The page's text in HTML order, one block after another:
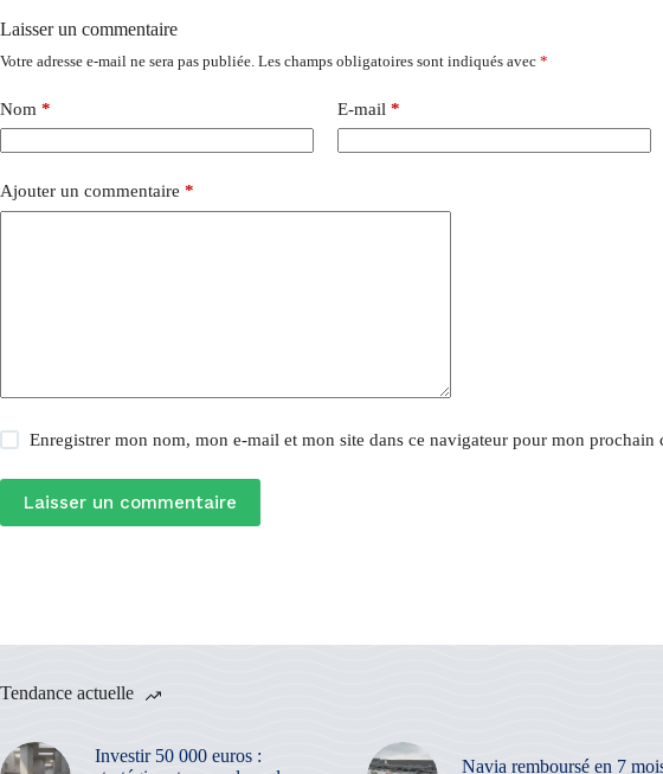
Laisser un commentaire
Votre adresse e-mail ne sera pas publiée. Les champs obligatoires sont indiqués avec *
Nom * E-mail *
Ajouter un commentaire *
Enregistrer mon nom, mon e-mail et mon site dans ce navigateur pour mon prochain
Laisser un commentaire
Tendance actuelle
Investir 50 000 euros :
Navia remboursé en 7